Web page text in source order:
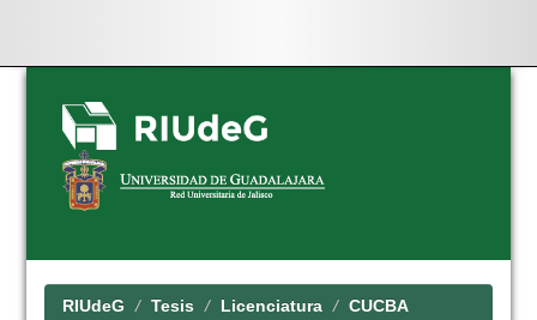
Skip
navigation
RIUdeG Tesis Licenciatura CUCBA